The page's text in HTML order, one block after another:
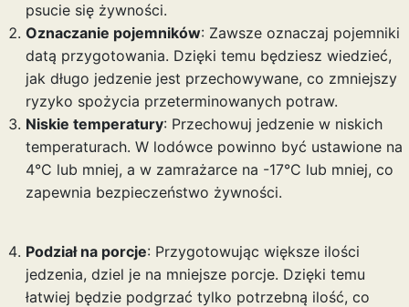
psucie się żywności.
Oznaczanie pojemników: Zawsze oznaczaj pojemniki
datą przygotowania. Dzięki temu będziesz wiedzieć,
jak długo jedzenie jest przechowywane, co zmniejszy
ryzyko spożycia przeterminowanych potraw.
Niskie temperatury: Przechowuj jedzenie w niskich
temperaturach. W lodówce powinno być ustawione na
4°C lub mniej, a w zamrażarce na -17°C lub mniej, co
zapewnia bezpieczeństwo żywności.
Podział na porcje: Przygotowując większe ilości
jedzenia, dziel je na mniejsze porcje. Dzięki temu
łatwiej będzie podgrzać tylko potrzebną ilość, co